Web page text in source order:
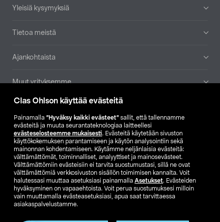
Clas Ohlson käyttää evästeitä
Painamalla ”Hyväksy kaikki evästeet” sallit, että tallennamme
evästeitä ja muuta seurantateknologiaa laitteellesi
evästeselosteemme mukaisesti. Evästeitä käytetään sivuston
käyttökokemuksen parantamiseen ja käytön analysointiin sekä
mainonnan kohdentamiseen. Käytämme neljänlaisia evästeitä:
välttämättömät, toiminnalliset, analyyttiset ja mainosevästeet.
Välttämättömiin evästeisiin ei tarvita suostumustasi, sillä ne ovat
välttämättömiä verkkosivuston sisällön toimimisen kannalta. Voit
halutessasi muuttaa asetuksiasi painamalla Asetukset. Evästeiden
hyväksyminen on vapaaehtoista. Voit perua suostumuksesi milloin
vain muuttamalla evästeasetuksiasi, apua saat tarvittaessa
asiakaspalvelustamme.
Yleisiä kysymyksiä
Tietoa meistä
Ajankohtaista
Muut yrityksemme
Etsi myymälä
SE NO FI
FI SV